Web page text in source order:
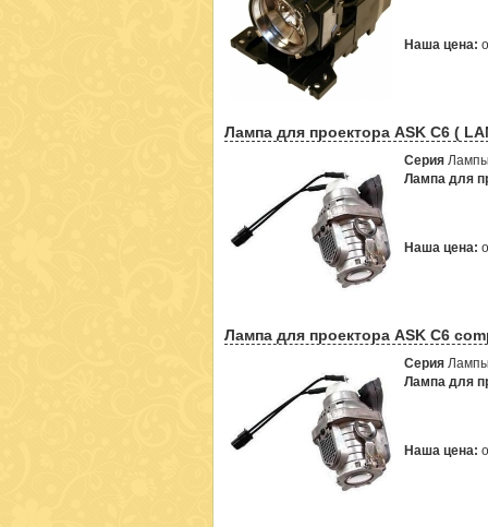
Наша цена:
Лампа для проектора ASK C6 (
Серия
Лампа для
Наша цена:
Лампа для проектора ASK C6
Серия
Лампа для
Наша цена: